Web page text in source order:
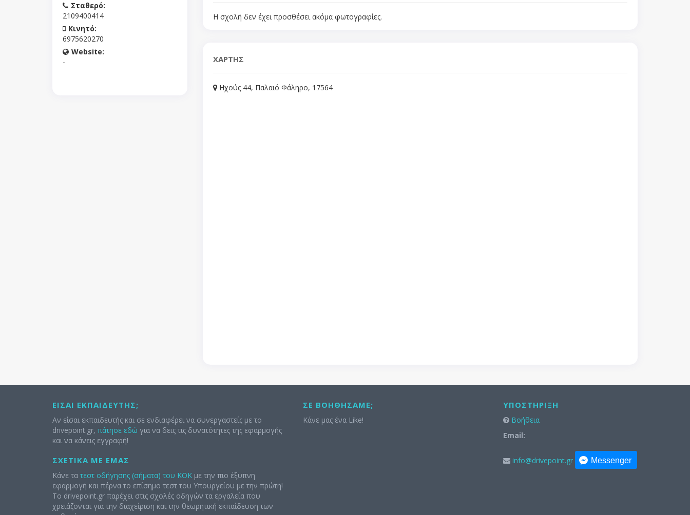
Σταθερό:
2109400414
Κινητό:
6975620270
Website:
-
Η σχολή δεν έχει προσθέσει ακόμα φωτογραφίες.
ΧΑΡΤΗΣ
Ηχούς 44, Παλαιό Φάληρο, 17564
ΕΊΣΑΙ ΕΚΠΑΙΔΕΥΤΉΣ;
Αν είσαι εκπαιδευτής και σε ενδιαφέρει να συνεργαστείς με το
drivepoint.gr, πάτησε εδώ για να δεις τις δυνατότητες της εφαρμογής
και να κάνεις εγγραφή!
ΣΧΕΤΙΚΆ ΜΕ ΕΜΆΣ
Κάνε τα τεστ οδήγησης (σήματα) του ΚΟΚ με την πιο έξυπνη
εφαρμογή και πέρνα το επίσημο τεστ του Υπουργείου με την πρώτη!
Το drivepoint.gr παρέχει στις σχολές οδηγών τα εργαλεία που
χρειάζονται για την διαχείριση και την θεωρητική εκπαίδευση των
ΣΕ ΒΟΗΘΉΣΑΜΕ;
Κάνε μας ένα Like!
ΥΠΟΣΤΉΡΙΞΗ
Βοήθεια
Email:
info@drivepoint.gr Messenger